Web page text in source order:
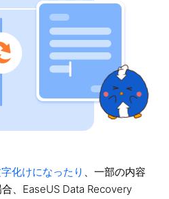
化けになったり 、一部の内容
、EaseUS Data Recovery